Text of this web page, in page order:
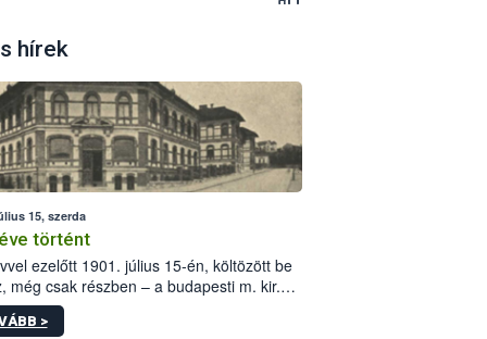
hírek
15, szerda
történt
ezelőtt 1901. július 15-én, költözött be
még csak részben – a budapesti m. kir.
állomás a Kis Rókus utca
alatti, Czigler Győző által tervezett új
>